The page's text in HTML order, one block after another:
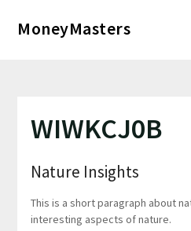
MoneyMasters
WIWKCJ0B
Nature Insights
This is a short paragraph about
interesting aspects of nature.